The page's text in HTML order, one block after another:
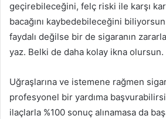
geçirebileceğini, felç riski ile karşı
bacağını kaybedebileceğini
faydalı değilse bir de sigaranın
yaz. Belki de daha kolay ikna olursun.
Uğraşlarına ve istemene rağmen
profesyonel bir yardıma
ilaçlarla %100 sonuç alınamasa da